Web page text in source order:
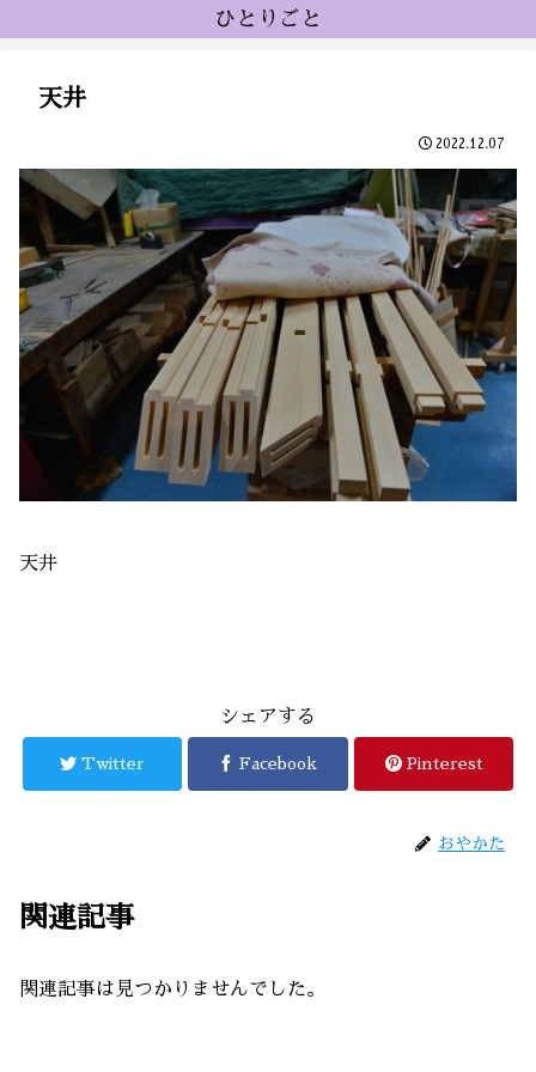
ひとりごと
天井
2022.12.07
天井
シェアする
Twitter Facebook Pinterest
おやかた
関連記事
関連記事は見つかりませんでした。